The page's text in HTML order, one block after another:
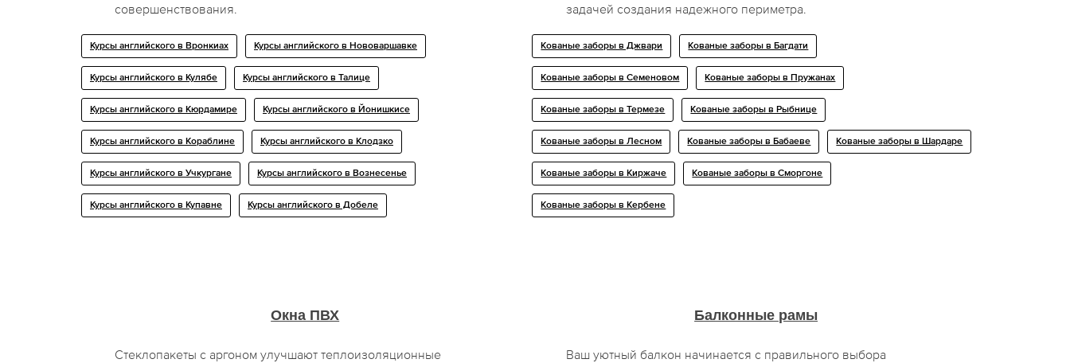
совершенствования.
Курсы английского в Вронкиах Курсы английского в Нововаршавке
Курсы английского в Кулябе Курсы английского в Талице
Курсы английского в Кюрдамире Курсы английского в Йонишкисе
Курсы английского в Кораблине Курсы английского в Клодзко
Курсы английского в Учкургане Курсы английского в Вознесенье
Курсы английского в Купавне Курсы английского в Добелe
задачей создания надежного периметра.
Кованые заборы в Джвари Кованые заборы в Багдати
Кованые заборы в Семеновом Кованые заборы в Пружанах
Кованые заборы в Термезе Кованые заборы в Рыбнице
Кованые заборы в Лесном Кованые заборы в Бабаеве Кованые заборы в Шардаре
Кованые заборы в Киржаче Кованые заборы в Сморгоне
Кованые заборы в Кербене
Окна ПВХ
Стеклопакеты с аргоном улучшают теплоизоляционные
Балконные рамы
Ваш уютный балкон начинается с правильного выбора